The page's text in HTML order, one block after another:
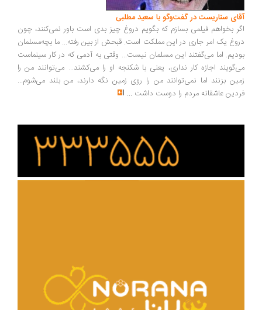
سناریست در گفت‌وگو با سعید مطلبی
بخواهم فیلمی بسازم که بگویم دروغ چیز بدی است باور نمی‌کنند، چون
یک امر جاری در این مملکت است. قبحش از بین رفته... ما بچه‌مسلمان
اما می‌گفتند این مسلمان نیست... وقتی به آدمی که در کار سینماست
اجازه کار نداری، یعنی با شکنجه او را می‌کشند... می‌توانند من را
بزنند اما نمی‌توانند من را روی زمین نگه دارند، من بلند می‌شوم...
عاشقانه مردم را دوست داشت ...